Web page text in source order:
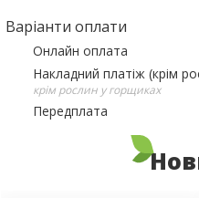
Варіанти оплати
Онлайн оплата
Накладний платіж (крім
крім рослин у горщиках
Передплата